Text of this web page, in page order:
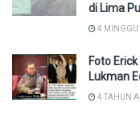
di Lima
4 MINGGU
Foto
Lukman
4 TAHUN